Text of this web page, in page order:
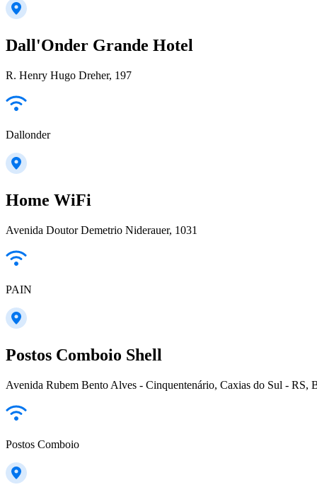
Dall'Onder Grande Hotel
R. Henry Hugo Dreher, 197
Dallonder
Home WiFi
Avenida Doutor Demetrio Niderauer, 1031
PAIN
Postos Comboio Shell
Avenida Rubem Bento Alves - Cinquentenário, Caxias do Sul - RS,
Postos Comboio